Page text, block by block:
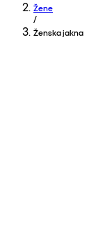
Žene
/
Ženska jakna